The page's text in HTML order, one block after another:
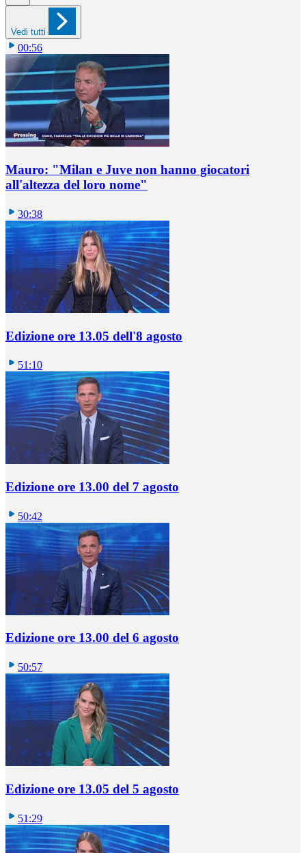
Vedi tutti
00:56
Mauro: "Milan e Juve non hanno giocatori
all'altezza del loro nome"
30:38
Edizione ore 13.05 dell'8 agosto
51:10
Edizione ore 13.00 del 7 agosto
50:42
Edizione ore 13.00 del 6 agosto
50:57
Edizione ore 13.05 del 5 agosto
51:29